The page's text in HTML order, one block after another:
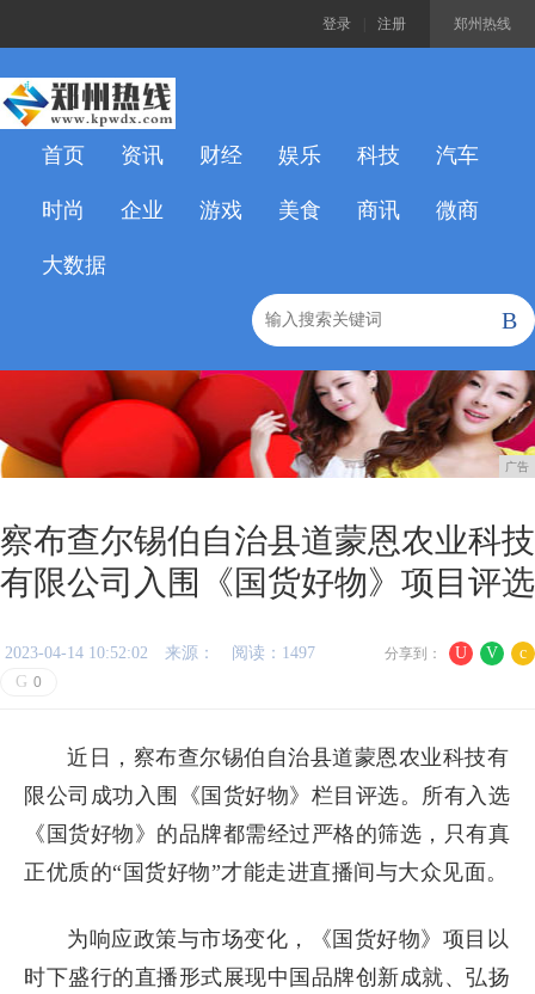
郑州热线
登录 注册
首页 资讯 财经 娱乐 科技 汽车
时尚 企业 游戏 美食 商讯 微商
大数据
B
广告
察布查尔锡伯自治县道蒙恩农业科技
有限公司入围《国货好物》项目评选
U V c
分享到：
2023-04-14 10:52:02 来源：
阅读：1497
G 0
近日，察布查尔锡伯自治县道蒙恩农业科技有
限公司成功入围《国货好物》栏目评选。所有入选
《国货好物》的品牌都需经过严格的筛选，只有真
正优质的“国货好物”才能走进直播间与大众见面。
为响应政策与市场变化，《国货好物》项目以
时下盛行的直播形式展现中国品牌创新成就、弘扬